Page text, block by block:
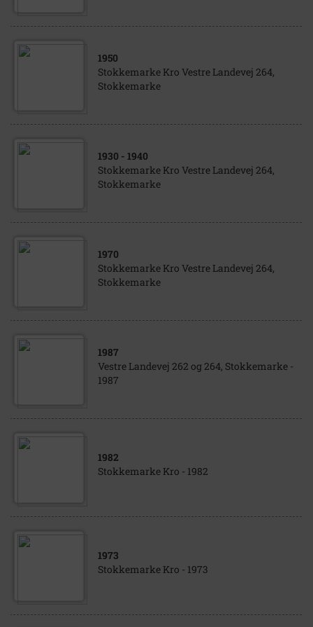
1950
Stokkemarke Kro Vestre Landevej 264,
Stokkemarke
1930 - 1940
Stokkemarke Kro Vestre Landevej 264,
Stokkemarke
1970
Stokkemarke Kro Vestre Landevej 264,
Stokkemarke
1987
Vestre Landevej 262 og 264, Stokkemarke -
1987
1982
Stokkemarke Kro - 1982
1973
Stokkemarke Kro - 1973